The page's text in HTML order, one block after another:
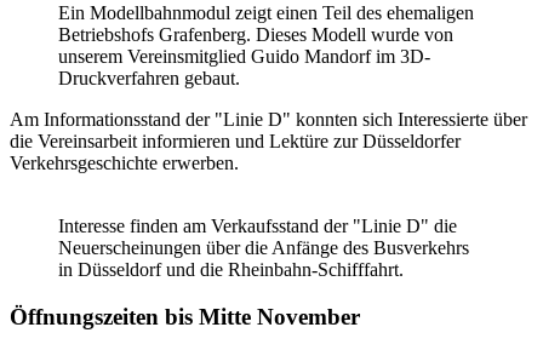
Ein Modellbahnmodul zeigt einen Teil des ehemaligen
Betriebshofs Grafenberg. Dieses Modell wurde von
unserem Vereinsmitglied Guido Mandorf im 3D-
Druckverfahren gebaut.
Am Informationsstand der "Linie D" konnten sich Interessierte über
die Vereinsarbeit informieren und Lektüre zur Düsseldorfer
Verkehrsgeschichte erwerben.
Interesse finden am Verkaufsstand der "Linie D" die
Neuerscheinungen über die Anfänge des Busverkehrs
in Düsseldorf und die Rheinbahn-Schifffahrt.
Öffnungszeiten bis Mitte November